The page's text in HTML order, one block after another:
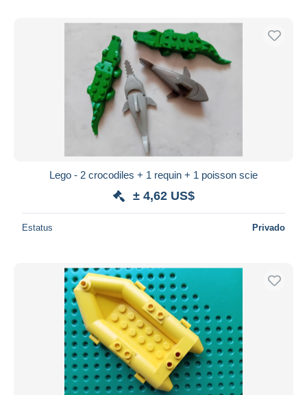
Lego - 2 crocodiles + 1 requin + 1 poisson scie
± 4,62 US$
Estatus Privado